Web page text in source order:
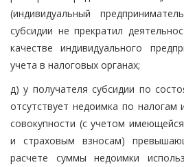
(индивидуальный
субсидии не прекратил
качестве индивидуального
учета в налоговых органах;
д) у получателя субсидии по
отсутствует недоимка по
совокупности (с учетом
и страховым взносам)
расчете суммы недоимки